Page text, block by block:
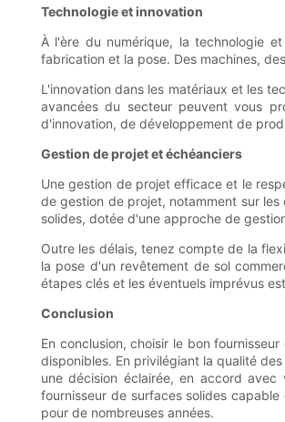
Technologie et innovation
À l'ère du numérique, la technologie
fabrication et la pose. Des machines,
L'innovation dans les matériaux et les
avancées du secteur peuvent vous
d'innovation, de développement de
Gestion de projet et échéanciers
Une gestion de projet efficace et le
de gestion de projet, notamment sur
solides, dotée d'une approche de
Outre les délais, tenez compte de la
la pose d'un revêtement de sol
étapes clés et les éventuels imprévus
Conclusion
En conclusion, choisir le bon
disponibles. En privilégiant la qualité
une décision éclairée, en accord
fournisseur de surfaces solides
pour de nombreuses années.